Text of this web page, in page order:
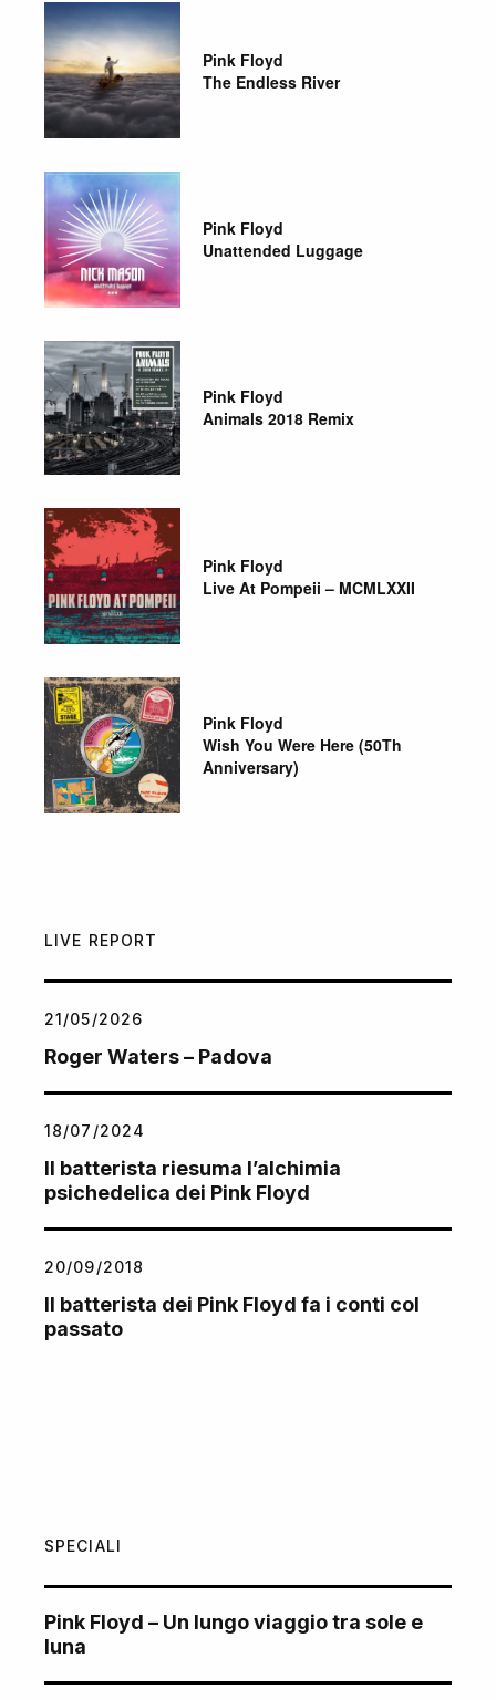
Pink Floyd
The Endless River
Pink Floyd
Unattended Luggage
Pink Floyd
Animals 2018 Remix
Pink Floyd
Live At Pompeii – MCMLXXII
Pink Floyd
Wish You Were Here (50Th
Anniversary)
LIVE REPORT
21/05/2026
Roger Waters – Padova
18/07/2024
Il batterista riesuma l’alchimia
psichedelica dei Pink Floyd
20/09/2018
Il batterista dei Pink Floyd fa i conti col
passato
SPECIALI
Pink Floyd – Un lungo viaggio tra sole e
luna